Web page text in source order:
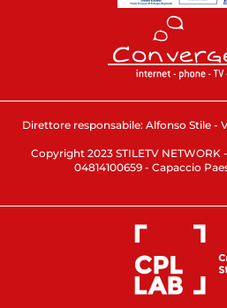
Direttore responsabile: Alfonso Stile -
Copyright 2023 STILETV
04814100659 - Capaccio